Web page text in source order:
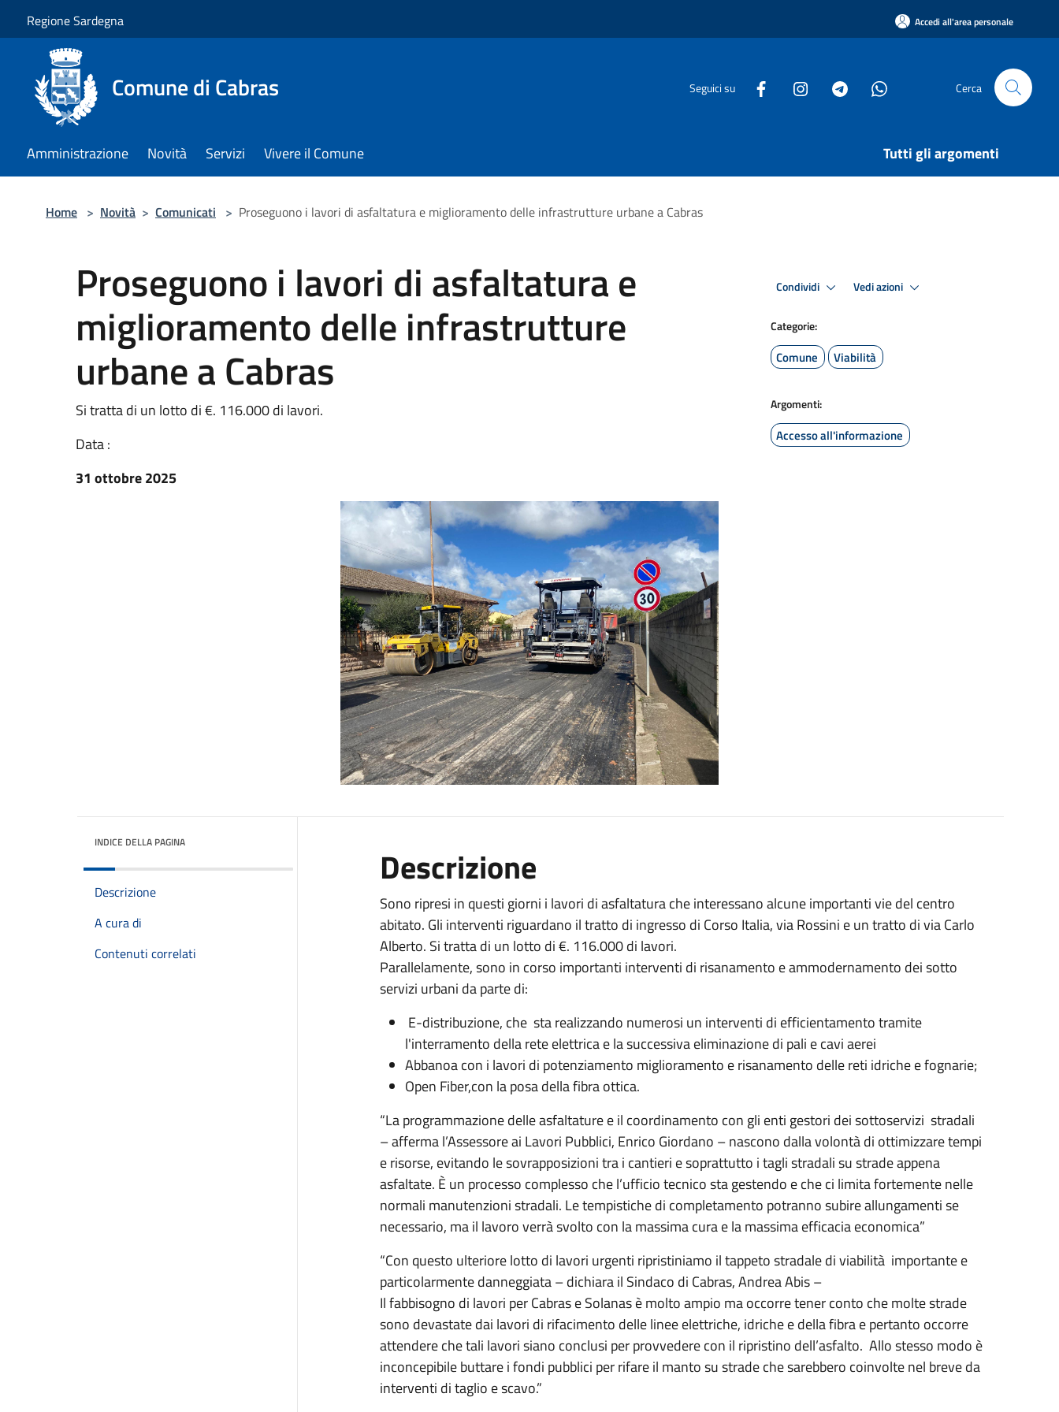
Regione Sardegna Accedi all'area personale
Comune di Cabras Seguici su Cerca
Amministrazione Novità Servizi Vivere il Comune Tutti gli argomenti
Home > Novità > Comunicati > Proseguono i lavori di asfaltatura e miglioramento delle infrastrutture urbane a Cabras
Proseguono i lavori di asfaltatura e
miglioramento delle infrastrutture
urbane a Cabras
Si tratta di un lotto di €. 116.000 di lavori.
Data :
31 ottobre 2025
Condividi Vedi azioni
Categorie:
Comune Viabilità
Argomenti:
Accesso all'informazione
INDICE DELLA PAGINA
Descrizione
A cura di
Contenuti correlati
Descrizione
Sono ripresi in questi giorni i lavori di asfaltatura che interessano alcune importanti vie del centro
abitato. Gli interventi riguardano il tratto di ingresso di Corso Italia, via Rossini e un tratto di via Carlo
Alberto. Si tratta di un lotto di €. 116.000 di lavori.
Parallelamente, sono in corso importanti interventi di risanamento e ammodernamento dei sotto
servizi urbani da parte di:
E-distribuzione, che sta realizzando numerosi un interventi di efficientamento tramite
l'interramento della rete elettrica e la successiva eliminazione di pali e cavi aerei
Abbanoa con i lavori di potenziamento miglioramento e risanamento delle reti idriche e fognarie;
Open Fiber,con la posa della fibra ottica.
“La programmazione delle asfaltature e il coordinamento con gli enti gestori dei sottoservizi stradali
– afferma l’Assessore ai Lavori Pubblici, Enrico Giordano – nascono dalla volontà di ottimizzare tempi
e risorse, evitando le sovrapposizioni tra i cantieri e soprattutto i tagli stradali su strade appena
asfaltate. È un processo complesso che l’ufficio tecnico sta gestendo e che ci limita fortemente nelle
normali manutenzioni stradali. Le tempistiche di completamento potranno subire allungamenti se
necessario, ma il lavoro verrà svolto con la massima cura e la massima efficacia economica”
“Con questo ulteriore lotto di lavori urgenti ripristiniamo il tappeto stradale di viabilità importante e
particolarmente danneggiata – dichiara il Sindaco di Cabras, Andrea Abis –
Il fabbisogno di lavori per Cabras e Solanas è molto ampio ma occorre tener conto che molte strade
sono devastate dai lavori di rifacimento delle linee elettriche, idriche e della fibra e pertanto occorre
attendere che tali lavori siano conclusi per provvedere con il ripristino dell’asfalto. Allo stesso modo è
inconcepibile buttare i fondi pubblici per rifare il manto su strade che sarebbero coinvolte nel breve da
interventi di taglio e scavo.”